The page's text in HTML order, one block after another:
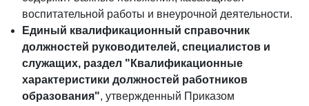
воспитательной работы и внеурочной деятельности.
Единый квалификационный справочник
должностей руководителей, специалистов и
служащих, раздел "Квалификационные
характеристики должностей работников
образования", утвержденный Приказом